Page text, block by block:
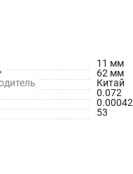
11 мм
62 мм
Китай
0.072
0.00042
53